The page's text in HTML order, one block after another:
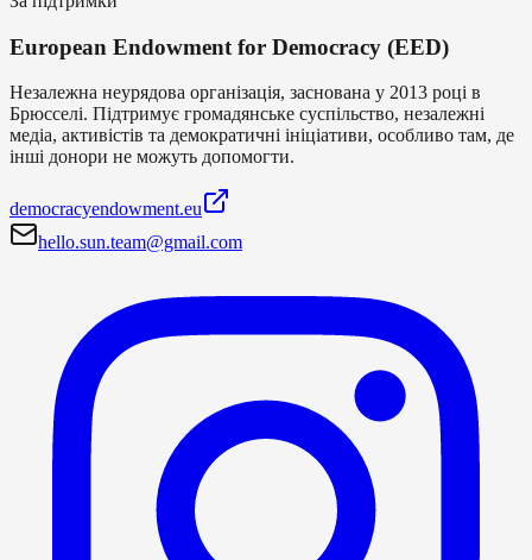
European Endowment for Democracy (EED)
Незалежна неурядова організація, заснована у 2013 році в
Брюсселі. Підтримує громадянське суспільство, незалежні
медіа, активістів та демократичні ініціативи, особливо там, де
інші донори не можуть допомогти.
democracyendowment.eu
hello.sun.team@gmail.com